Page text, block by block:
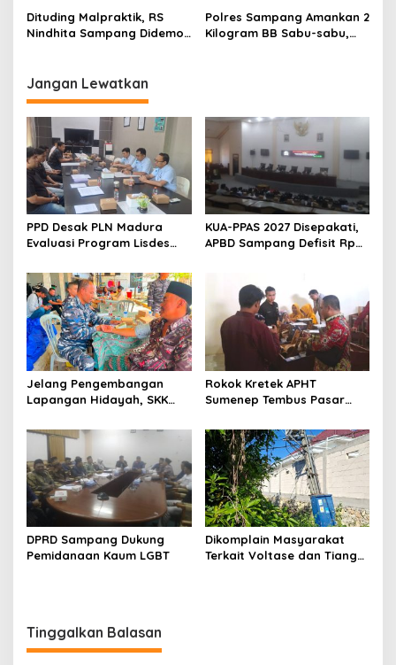
Dituding Malpraktik, RS
Nindhita Sampang Didemo
Polres Sampang Amankan 2
Kilogram BB Sabu-sabu,
Jangan Lewatkan
PPD Desak PLN Madura
Evaluasi Program Lisdes
KUA-PPAS 2027 Disepakati,
APBD Sampang Defisit Rp
Jelang Pengembangan
Lapangan Hidayah, SKK
Perkuat Sinergi dengan
Nelayan Sampang
Rokok Kretek APHT
Sumenep Tembus Pasar
DPRD Sampang Dukung
Pemidanaan Kaum LGBT
Dikomplain Masyarakat
Terkait Voltase dan Tiang
Tinggalkan Balasan